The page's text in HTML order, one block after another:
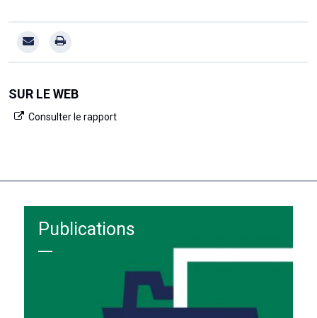
SUR LE WEB
Consulter le rapport
Publications